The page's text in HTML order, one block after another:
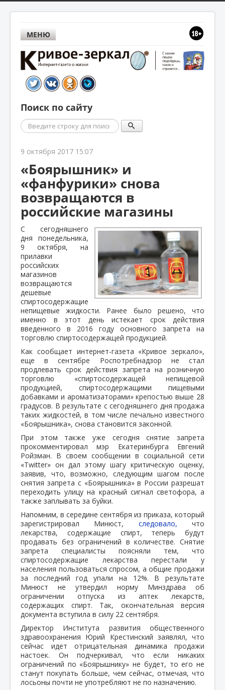
МЕНЮ
Поиск по сайту
Поиск
9 октября 2017 15:07
«Боярышник» и
«фанфурики» снова
возвращаются в
российские магазины
С сегодняшнего
дня понедельника,
9 октября, на
прилавки
российских
магазинов
возвращаются
дешевые
спиртосодержащие
непищевые жидкости. Ранее было решено, что
именно в этот день истекает срок действия
введенного в 2016 году основного запрета на
торговлю спиртосодержащей продукцией.
Как сообщает интернет-газета «Кривое зеркало»,
еще в сентябре Роспотребнадзор не стал
продлевать срок действия запрета на розничную
торговлю «спиртосодержащей непищевой
продукцией, спиртосодержащими пищевыми
добавками и ароматизаторами» крепостью выше 28
градусов. В результате с сегодняшнего дня продажа
таких жидкостей, в том числе печально известного
«Боярышника», снова становится законной.
При этом также уже сегодня снятие запрета
прокомментировал мэр Екатеринбурга Евгений
Ройзман. В своем сообщении в социальной сети
«Twitter» он дал этому шагу критическую оценку,
заявив, что, возможно, следующим шагом после
снятия запрета с «Боярышника» в России разрешат
переходить улицу на красный сигнал светофора, а
также заплывать за буйки.
Напомним, в середине сентября из приказа, который
зарегистрировал Минюст, следовало,что
лекарства, содержащие спирт, теперь будут
продавать без ограничений в количестве. Снятие
запрета специалисты поясняли тем, что
спиртосодержащие лекарства перестали у
населения пользоваться спросом, а общие продажи
за последний год упали на 12%. В результате
Минюст не утвердил норму Минздрава об
ограничении отпуска из аптек лекарств,
содержащих спирт. Так, окончательная версия
документа вступила в силу 22 сентября.
Директор Института развития общественного
здравоохранения Юрий Крестинский заявлял, что
сейчас идет отрицательная динамика продажи
настоек. Он подчеркивал, что если никаких
ограничений по «Боярышнику» не будет, то его не
станут покупать больше, чем сейчас, отмечая, что
лосьоны почти не употребляют не по назначению.